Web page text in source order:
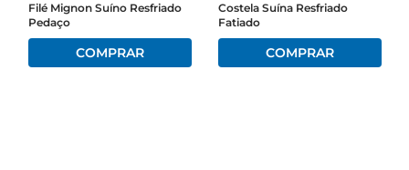
Filé Mignon Suíno Resfriado
Pedaço
Costela Suína Resfriado
Fatiado